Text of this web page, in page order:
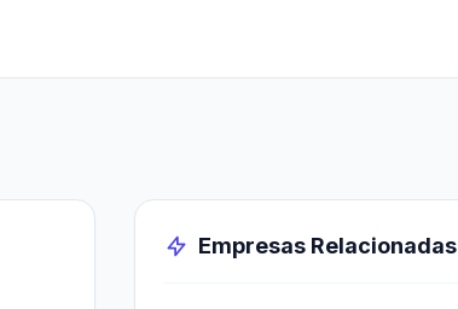
Empresas Relacionadas